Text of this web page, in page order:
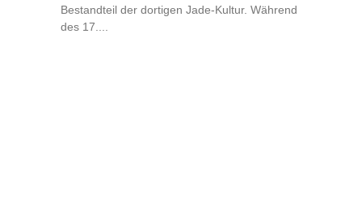
Bestandteil der dortigen Jade-Kultur. Während
des 17....